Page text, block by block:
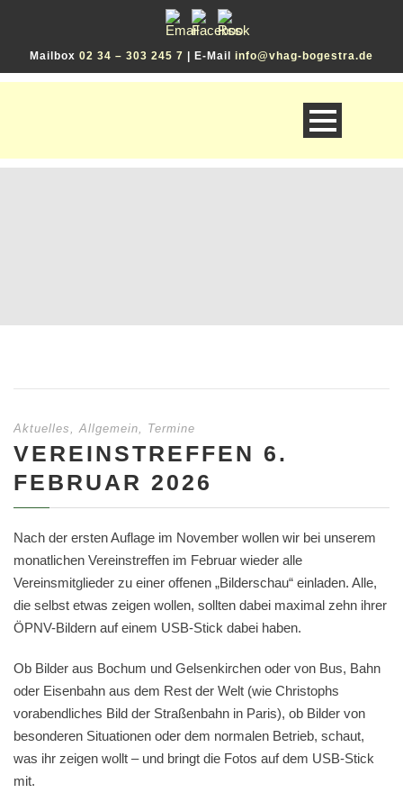
Mailbox 02 34 – 303 245 7 | E-Mail info@vhag-bogestra.de
Aktuelles, Allgemein, Termine
VEREINSTREFFEN 6.
FEBRUAR 2026
Nach der ersten Auflage im November wollen wir bei unserem
monatlichen Vereinstreffen im Februar wieder alle
Vereinsmitglieder zu einer offenen „Bilderschau“ einladen. Alle,
die selbst etwas zeigen wollen, sollten dabei maximal zehn ihrer
ÖPNV-Bildern auf einem USB-Stick dabei haben.
Ob Bilder aus Bochum und Gelsenkirchen oder von Bus, Bahn
oder Eisenbahn aus dem Rest der Welt (wie Christophs
vorabendliches Bild der Straßenbahn in Paris), ob Bilder von
besonderen Situationen oder dem normalen Betrieb, schaut,
was ihr zeigen wollt – und bringt die Fotos auf dem USB-Stick
mit.